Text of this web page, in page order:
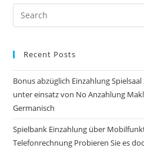
Recent Posts
Bonus abzüglich Einzahlung
unter einsatz von No Anzahlung
Germanisch
Spielbank Einzahlung über
Telefonrechnung Probieren Sie es